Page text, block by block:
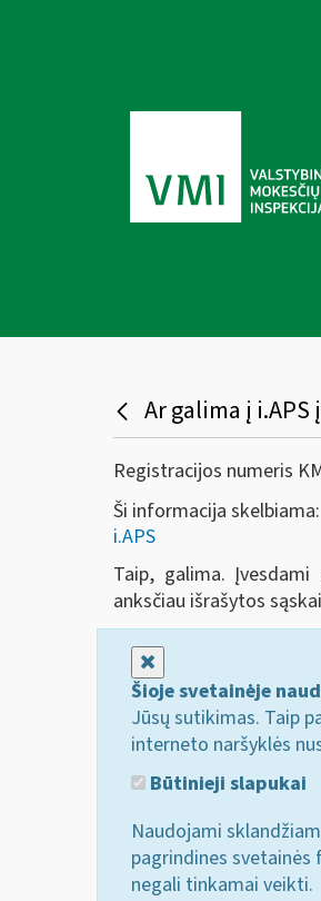
Ar galima į
Registracijos numeris
Ši informacija skelbiama:
i.APS
Taip, galima.
anksčiau išrašytos
Šioje svetainėje
Jūsų sutikimas. Taip
interneto naršyklės
Būtinieji slapukai
Naudojami
pagrindines svetainės
negali tinkamai veikti.